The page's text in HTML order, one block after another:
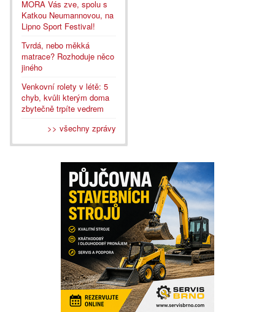
MORA Vás zve, spolu s
Katkou Neumannovou, na
Lipno Sport Festival!
Tvrdá, nebo měkká
matrace? Rozhoduje něco
jiného
Venkovní rolety v létě: 5
chyb, kvůli kterým doma
zbytečně trpíte vedrem
>> všechny zprávy